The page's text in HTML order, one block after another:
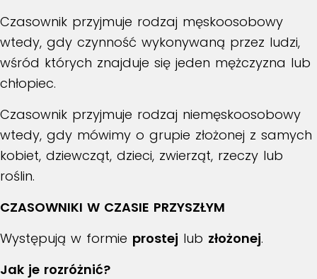
Czasownik przyjmuje rodzaj męskoosobowy
wtedy, gdy czynność wykonywaną przez ludzi,
wśród których znajduje się jeden mężczyzna lub
chłopiec.
Czasownik przyjmuje rodzaj niemęskoosobowy
wtedy, gdy mówimy o grupie złożonej z samych
kobiet, dziewcząt, dzieci, zwierząt, rzeczy lub
roślin.
CZASOWNIKI W CZASIE PRZYSZŁYM
Występują w formie prostej lub złożonej.
Jak je rozróżnić?